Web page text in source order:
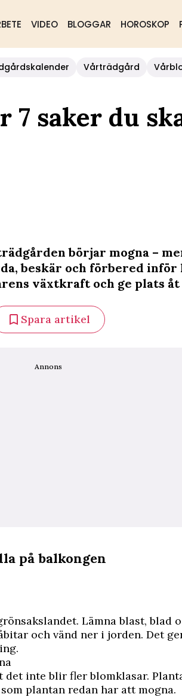
VIDEO BLOGGAR HOROSKOP
Vårträdgård
7 saker du
börjar mogna –
beskär och förbered inför
växtkraft och ge plats
Spara artikel
Annons
på balkongen
Lämna blast, blad
och vänd ner i jorden. Det
inte blir fler blomklasar.
plantan redan har att mogna.